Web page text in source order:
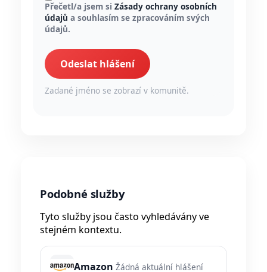
Přečetl/a jsem si Zásady ochrany osobních
údajů a souhlasím se zpracováním svých
údajů.
Odeslat hlášení
Zadané jméno se zobrazí v komunitě.
Podobné služby
Tyto služby jsou často vyhledávány ve
stejném kontextu.
Amazon Žádná aktuální hlášení